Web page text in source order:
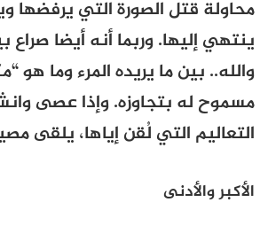
محاولة قتل الصورة التي يرفضها
ينتهي إليها. وربما أنه أيضا صراع
والله.. بين ما يريده المرء وما هو
مسموح له بتجاوزه. وإذا عصى
التعاليم التي لُقن إياها، يلقى
الأكبر والأدنى